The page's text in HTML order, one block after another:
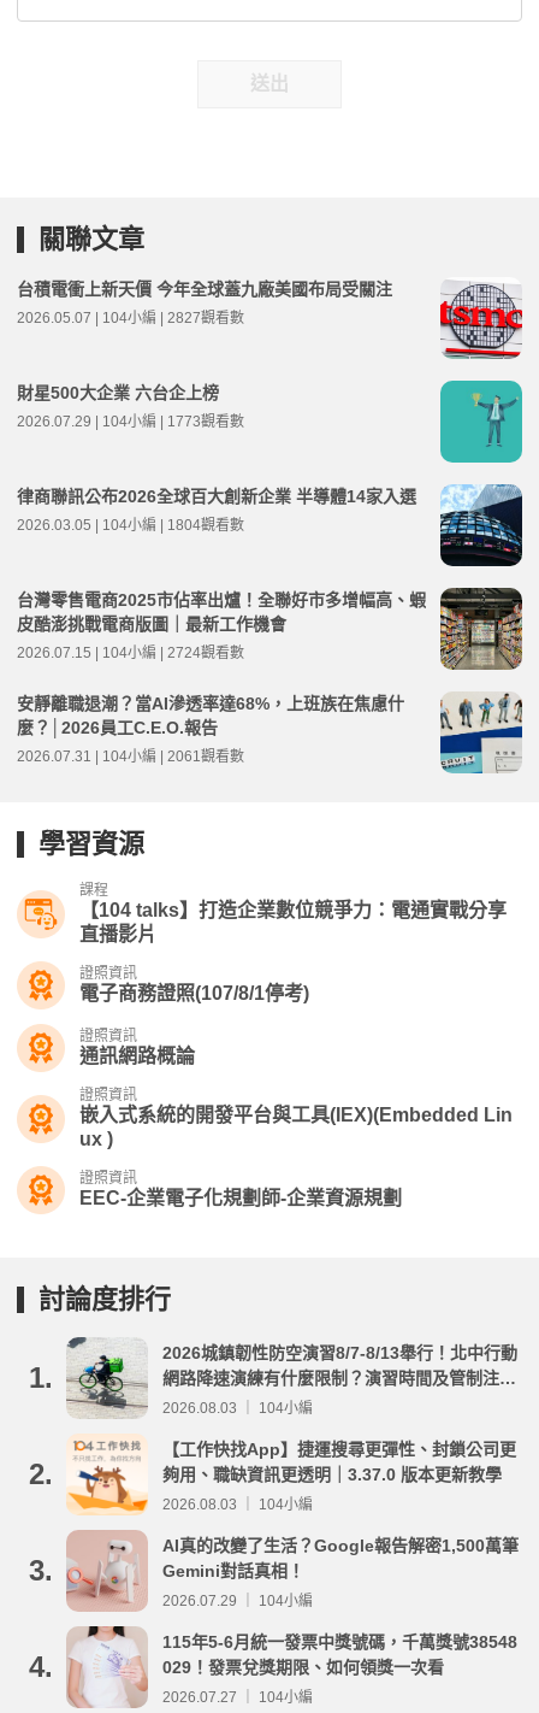
送出
關聯文章
台積電衝上新天價 今年全球蓋九廠美國布局受關注
2026.05.07 | 104小編 | 2827觀看數
財星500大企業 六台企上榜
2026.07.29 | 104小編 | 1773觀看數
律商聯訊公布2026全球百大創新企業 半導體14家入選
2026.03.05 | 104小編 | 1804觀看數
台灣零售電商2025市佔率出爐！全聯好市多增幅高、蝦
皮酷澎挑戰電商版圖｜最新工作機會
2026.07.15 | 104小編 | 2724觀看數
安靜離職退潮？當AI滲透率達68%，上班族在焦慮什
麼？│2026員工C.E.O.報告
2026.07.31 | 104小編 | 2061觀看數
學習資源
課程
【104 talks】打造企業數位競爭力：電通實戰分享​
直播影片
證照資訊
電子商務證照(107/8/1停考)
證照資訊
通訊網路概論
證照資訊
嵌入式系統的開發平台與工具(IEX)(Embedded Lin
ux )
證照資訊
EEC-企業電子化規劃師-企業資源規劃
討論度排行
1.
2026城鎮韌性防空演習8/7-8/13舉行！北中行動
網路降速演練有什麼限制？演習時間及管制注意
事項整理
2026.08.03 ｜ 104小編
2.
【工作快找App】捷運搜尋更彈性、封鎖公司更
夠用、職缺資訊更透明｜3.37.0 版本更新教學
2026.08.03 ｜ 104小編
3.
AI真的改變了生活？Google報告解密1,500萬筆
Gemini對話真相！
2026.07.29 ｜ 104小編
4.
115年5-6月統一發票中獎號碼，千萬獎號38548
029！發票兌獎期限、如何領獎一次看
2026.07.27 ｜ 104小編